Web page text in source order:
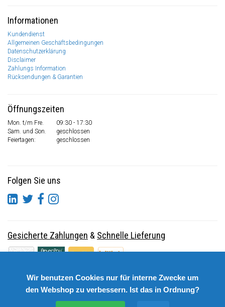
Informationen
Kundendienst
Allgemeinen Geschäftsbedingungen
Datenschutzerklärung
Disclaimer
Zahlungs Information
Rücksendungen & Garantien
Öffnungszeiten
Mon. t/m Fre.
09:30 - 17:30
Sam. und Son.
geschlossen
Feiertagen:
geschlossen
Folgen Sie uns
Gesicherte Zahlungen & Schnelle Lieferung
Wir benutzen Cookies nur für interne Zwecke um
den Webshop zu verbessern. Ist das in Ordnung?